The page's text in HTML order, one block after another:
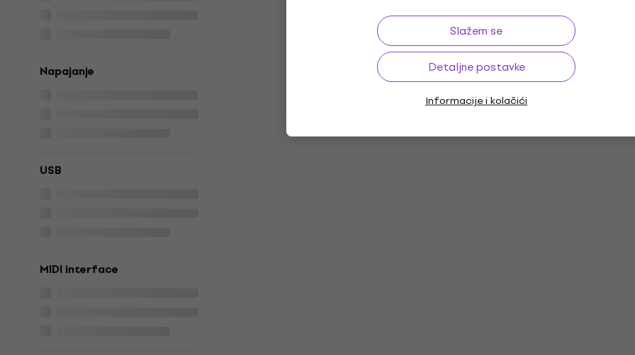
Slažem se
Detaljne postavke
Informacije i kolačići
Napajanje
USB
MIDI interface